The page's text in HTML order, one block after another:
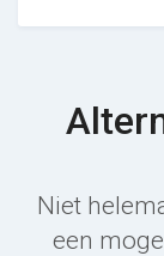
Niet
een